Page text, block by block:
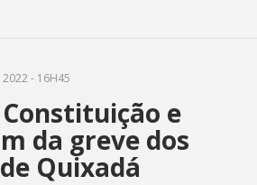
2022 - 16H45
Constituição e
da greve dos
Quixadá